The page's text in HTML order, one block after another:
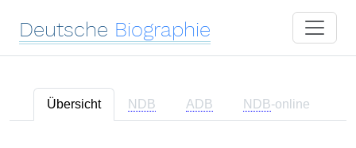
Deutsche Biographie
Übersicht NDB ADB NDB-online